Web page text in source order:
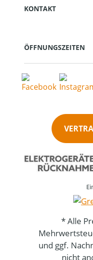
KONTAKT
ÖFFNUNGSZEITEN
* Alle
und ggf.
nicht